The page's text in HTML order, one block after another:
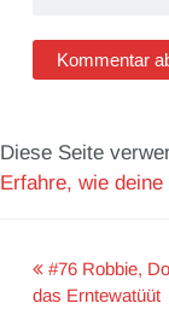
Diese Seite
Erfahre, wie
Post
#76 Robbie,
das Erntewatüüt